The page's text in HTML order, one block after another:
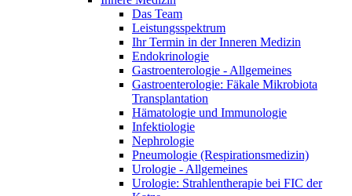
Das Team
Leistungsspektrum
Ihr Termin in der Inneren Medizin
Endokrinologie
Gastroenterologie - Allgemeines
Gastroenterologie: Fäkale Mikrobiota
Transplantation
Hämatologie und Immunologie
Infektiologie
Nephrologie
Pneumologie (Respirationsmedizin)
Urologie - Allgemeines
Urologie: Strahlentherapie bei FIC der